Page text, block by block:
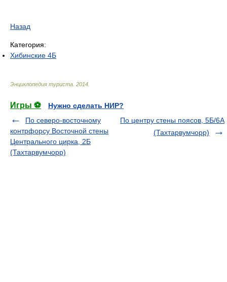
Назад
Категория:
Хибинские 4Б
Энциклопедия туриста 2014
Игры ⚽
Нужно сделать НИР?
По северо-восточному
контрфорсу Восточной стены
Центрального цирка, 2Б
(Тахтарвумчорр)
По центру стены поясов, 5Б/6А
(Тахтарвумчорр)